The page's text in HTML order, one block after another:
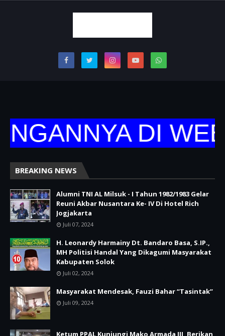
DI
BREAKING NEWS
Alumni TNI AL Milsuk - I Tahun 1982/1983 Gelar
Reuni Akbar Nusantara Ke- IV Di Hotel Rich
Jogjakarta
Juli 07, 2024
H. Leonardy Harmainy Dt. Bandaro Basa, S.IP.,
MH Politisi Handal Yang Dikagumi Masyarakat
Kabupaten Solok
Juli 02, 2024
Masyarakat Mendesak, Fauzi Bahar “Tasintak”
Juli 09, 2024
Ketum PPAL Kunjungi Mako Armada III, Berikan